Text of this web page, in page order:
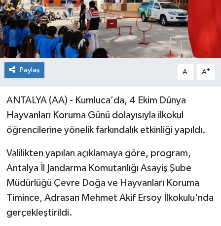
Paylaş A- A+
ANTALYA (AA) - Kumluca'da, 4 Ekim Dünya
Hayvanları Koruma Günü dolayısıyla ilkokul
öğrencilerine yönelik farkındalık etkinliği yapıldı.
Valilikten yapılan açıklamaya göre, program,
Antalya İl Jandarma Komutanlığı Asayiş Şube
Müdürlüğü Çevre Doğa ve Hayvanları Koruma
Timince, Adrasan Mehmet Akif Ersoy İlkokulu'nda
gerçekleştirildi.